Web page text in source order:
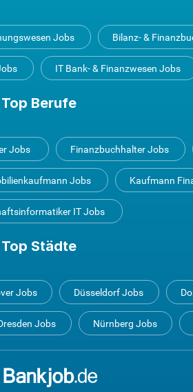
Jobs Bilanz- &
IT Bank- & Finanzwesen Jobs
Top Berufe
Jobs Finanzbuchhalter Jobs
Jobs Kaufmann
IT Jobs
Top Städte
Jobs Düsseldorf Jobs
Jobs Nürnberg Jobs